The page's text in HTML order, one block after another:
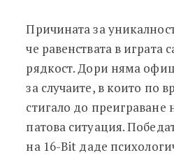
Причината за
че равенствата в играта
рядкост. Дори няма
за случаите, в които по
стигало до преиграване
патова ситуация.
на 16-Bit даде